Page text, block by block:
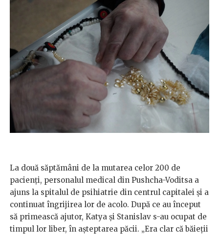
La două săptămâni de la mutarea celor 200 de
pacienți, personalul medical din Pushcha-Voditsa a
ajuns la spitalul de psihiatrie din centrul capitalei și a
continuat îngrijirea lor de acolo. După ce au început
să primească ajutor, Katya și Stanislav s-au ocupat de
timpul lor liber, în așteptarea păcii. „Era clar că băieții